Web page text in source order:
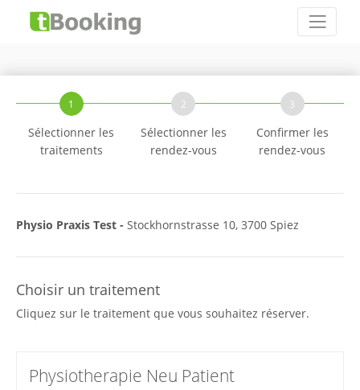
1
Sélectionner les
traitements
2
Sélectionner les
rendez-vous
3
Confirmer les
rendez-vous
Physio Praxis Test - Stockhornstrasse 10, 3700 Spiez
Choisir un traitement
Cliquez sur le traitement que vous souhaitez réserver.
Physiotherapie Neu Patient